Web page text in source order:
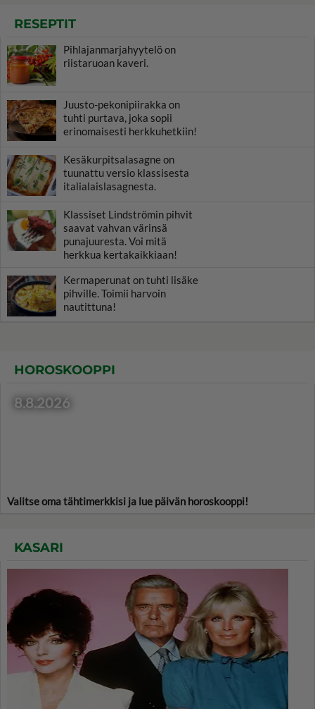
RESEPTIT
Pihlajanmarjahyytelö on
riistaruoan kaveri.
Juusto-pekonipiirakka on
tuhti purtava, joka sopii
erinomaisesti herkkuhetkiin!
Kesäkurpitsalasagne on
tuunattu versio klassisesta
italialaislasagnesta.
Klassiset Lindströmin pihvit
saavat vahvan värinsä
punajuuresta. Voi mitä
herkkua kertakaikkiaan!
Kermaperunat on tuhti lisäke
pihville. Toimii harvoin
nautittuna!
HOROSKOOPPI
8.8.2026
Valitse oma tähtimerkkisi ja lue päivän horoskooppi!
KASARI